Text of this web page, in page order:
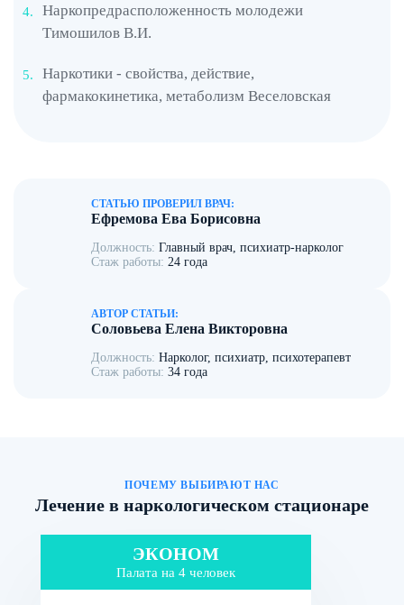
налтрексон. Он блокирует
рецепторы головного мозга, и
расслабления, ни эйфории.
Психотерапия
После медикаментозной очистки
психотерапии. Купирование
болевого синдрома и
нормализация эмоционального
фона не гарантируют защиту от
тяга останется на прежнем
уровне. Реабилитация помогает
проработать подсознательные
причины тяги к опасному
Наркологический центр лечения от метадона
пространство, где зависимые люди могут получить
грамотную и квалифицированную поддержку
Наркопредрасположенность молодежи
Тимошилов В.И.
Наркотики - свойства, действие,
фармакокинетика, метаболизм Веселовская
СТАТЬЮ ПРОВЕРИЛ ВРАЧ:
Ефремова Ева Борисовна
Должность: Главный врач, психиатр-нарколог
Стаж работы: 24 года
АВТОР СТАТЬИ:
Соловьева Елена Викторовна
Должность: Нарколог, психиатр, психотерапевт
Стаж работы: 34 года
ПОЧЕМУ ВЫБИРАЮТ НАС
Лечение в наркологическом стационаре
ЭКОНОМ
Палата на 4 человек